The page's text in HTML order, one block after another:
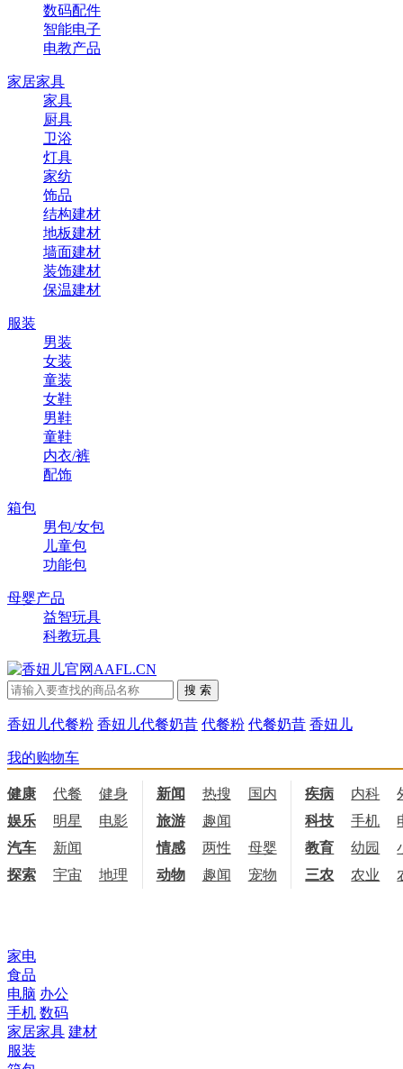
数码配件
智能电子
电教产品
家居家具
家具
厨具
卫浴
灯具
家纺
饰品
结构建材
地板建材
墙面建材
装饰建材
保温建材
服装
男装
女装
童装
女鞋
男鞋
童鞋
内衣/裤
配饰
箱包
男包/女包
儿童包
功能包
母婴产品
益智玩具
科教玩具
香妞儿代餐粉 香妞儿代餐奶昔 代餐粉 代餐奶昔 香妞儿
我的购物车
健康 代餐 健身 饮食
新闻 热搜 国内 国际
疾病 内科
娱乐
明星 电影 电视
旅游 趣闻 科技 手机
汽车
新闻 情感 两性 母婴 职场
教育 幼园
探索
宇宙 地理 天文
动物 趣闻 宠物 三农 农业
家电
食品
电脑 办公
手机 数码
家居家具 建材
服装